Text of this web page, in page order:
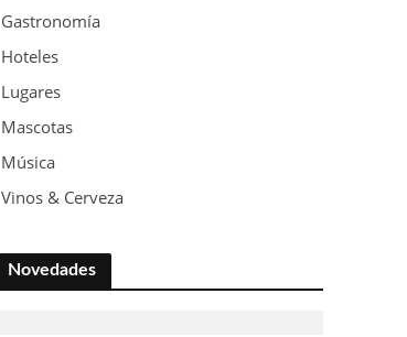
Gastronomía
Hoteles
Lugares
Mascotas
Música
Vinos & Cerveza
Novedades